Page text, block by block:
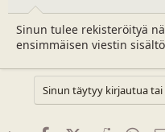
Sinun tulee rekisteröityä
ensimmäisen viestin
Sinun täytyy kirjautua